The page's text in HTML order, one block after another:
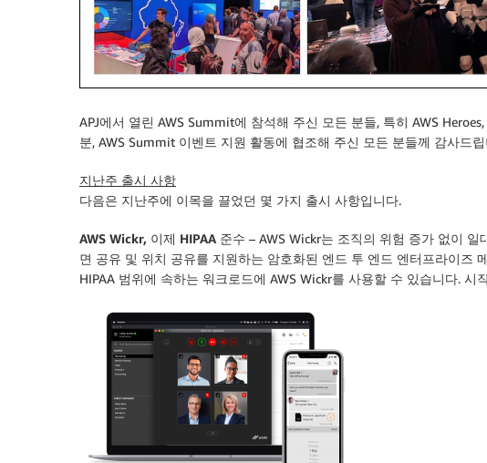
APJ에서 열린 AWS Summit에 참석해 주신 모든 분들, 특히 AWS
분, AWS Summit 이벤트 지원 활동에 협조해 주신 모든 분들께 감사드
지난주 출시 사항
다음은 지난주에 이목을 끌었던 몇 가지 출시 사항입니다.
AWS Wickr, 이제 HIPAA 준수 – AWS Wickr는 조직의 위험 증가 없이
면 공유 및 위치 공유를 지원하는 암호화된 엔드 투 엔드 엔터프라이즈
HIPAA 범위에 속하는 워크로드에 AWS Wickr를 사용할 수 있습니다. 시